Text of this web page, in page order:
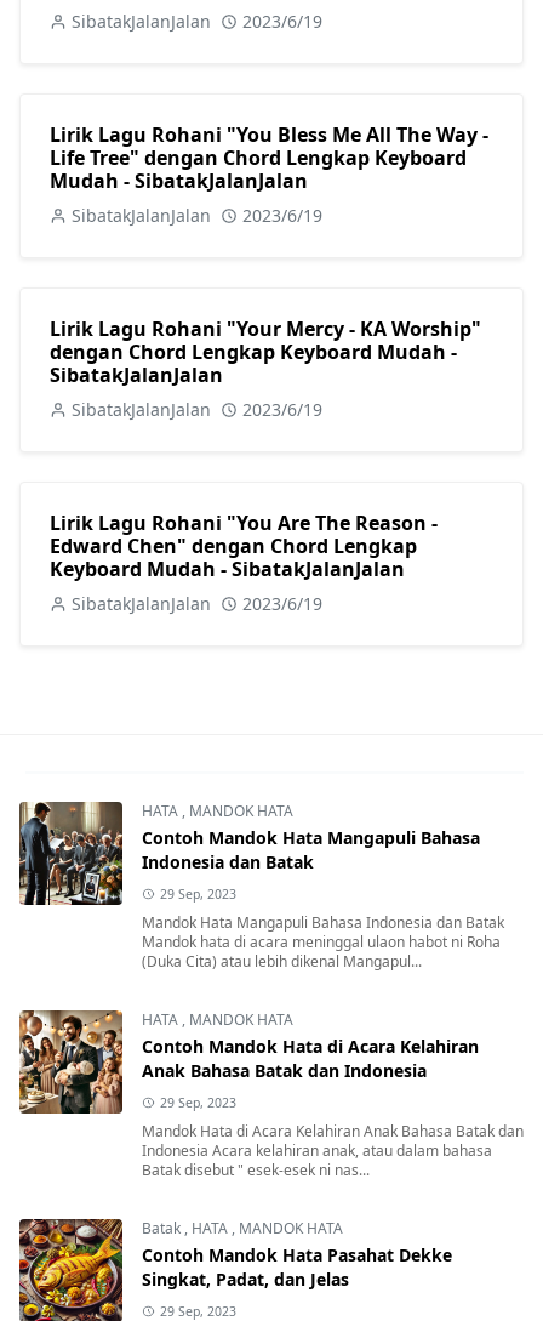
SibatakJalanJalan 2023/6/19
Lirik Lagu Rohani "You Bless Me All The Way -
Life Tree" dengan Chord Lengkap Keyboard
Mudah - SibatakJalanJalan
SibatakJalanJalan 2023/6/19
Lirik Lagu Rohani "Your Mercy - KA Worship"
dengan Chord Lengkap Keyboard Mudah -
SibatakJalanJalan
SibatakJalanJalan 2023/6/19
Lirik Lagu Rohani "You Are The Reason -
Edward Chen" dengan Chord Lengkap
Keyboard Mudah - SibatakJalanJalan
SibatakJalanJalan 2023/6/19
HATA , MANDOK HATA
Contoh Mandok Hata Mangapuli Bahasa
Indonesia dan Batak
29 Sep, 2023
Mandok Hata Mangapuli Bahasa Indonesia dan Batak
Mandok hata di acara meninggal ulaon habot ni Roha
(Duka Cita) atau lebih dikenal Mangapul...
HATA , MANDOK HATA
Contoh Mandok Hata di Acara Kelahiran
Anak Bahasa Batak dan Indonesia
29 Sep, 2023
Mandok Hata di Acara Kelahiran Anak Bahasa Batak dan
Indonesia Acara kelahiran anak, atau dalam bahasa
Batak disebut " esek-esek ni nas...
Batak , HATA , MANDOK HATA
Contoh Mandok Hata Pasahat Dekke
Singkat, Padat, dan Jelas
29 Sep, 2023